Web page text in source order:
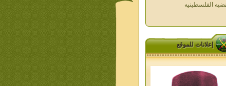
ده كان زمان
الاقصى فى قلوبنا
خواطر الحج
الاخوان فى حرب فلسطين
حكايات من التراث الجزء الاول
من اعلام الاخوان المسلمين
الجزء الثانى
إعلانات للموقع